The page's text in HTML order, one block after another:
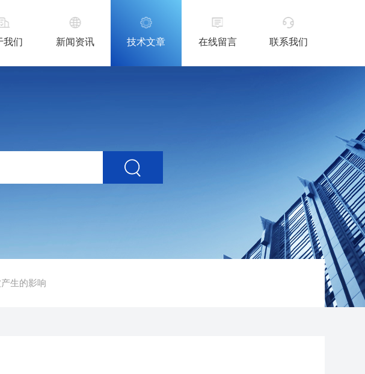
我们 新闻资讯 技术文章 在线留言 联系我们
生的影响